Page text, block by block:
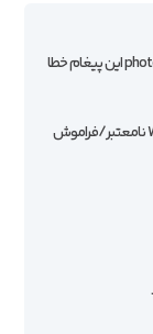
من قالب انفولد رو نصب کردم.موقع نصب دموی photohraphy این پیغام خطا
این به نظر نمی‌رسد که یک پرونده WXR باشد، نگارش WXR نامعتبر/فراموش